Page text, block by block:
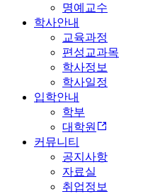
명예교수
학사안내
교육과정
편성교과목
학사정보
학사일정
입학안내
학부
대학원
커뮤니티
공지사항
자료실
취업정보